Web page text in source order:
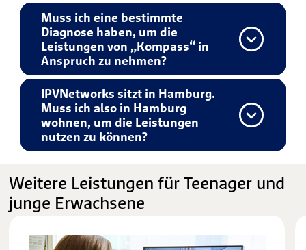
Muss ich eine bestimmte
Diagnose haben, um die
Leistungen von „Kompass“ in
Anspruch zu nehmen?
IPVNetworks sitzt in Hamburg.
Muss ich also in Hamburg
wohnen, um die Leistungen
nutzen zu können?
Weitere Leistungen für Teenager und
junge Erwachsene